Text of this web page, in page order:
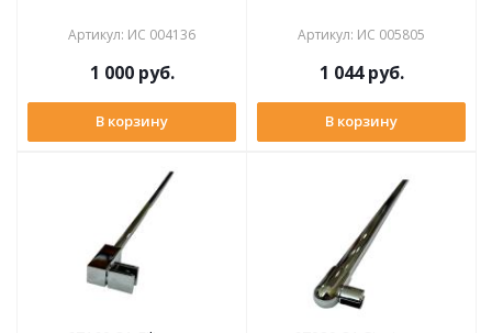
Артикул: ИС 004136
1 000руб.
В корзину
Артикул: ИС 005805
1 044руб.
В корзину